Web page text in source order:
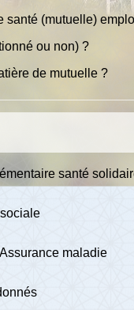
(mutuelle)
ou non) ?
de mutuelle ?
santé
maladie